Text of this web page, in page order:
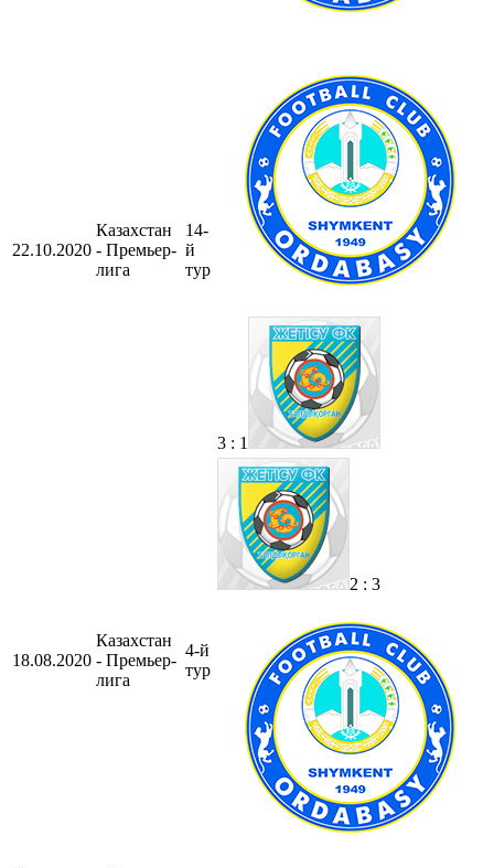
22.10.2020
Казахстан
- Премьер-
лига
14-
й
тур
3 : 1
18.08.2020
Казахстан
- Премьер-
лига
4-й
тур
2 : 3